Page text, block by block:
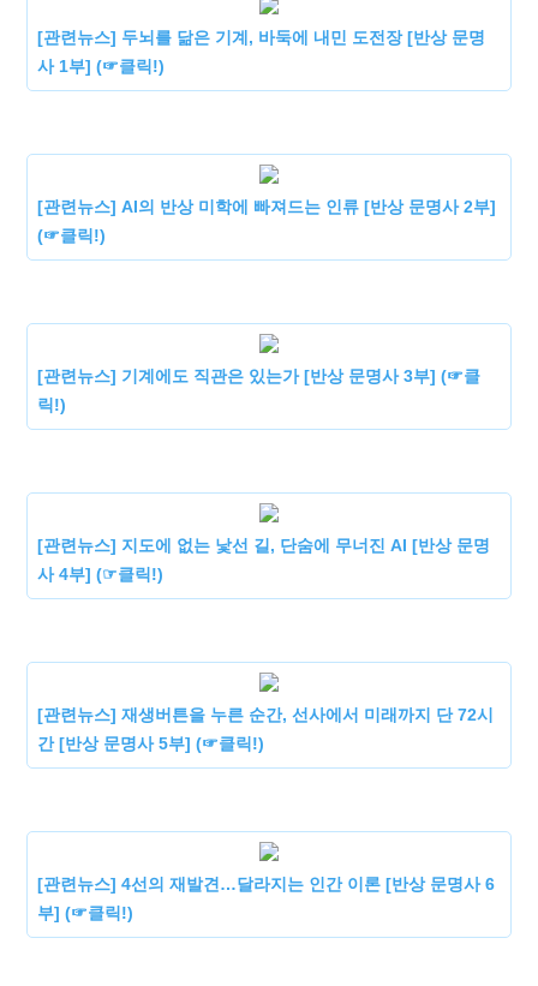
[관련뉴스] 두뇌를 닮은 기계, 바둑에 내민 도전장 [반상 문명
사 1부] (☞클릭!)
[관련뉴스] AI의 반상 미학에 빠져드는 인류 [반상 문명사 2부]
(☞클릭!)
[관련뉴스] 기계에도 직관은 있는가 [반상 문명사 3부] (☞클
릭!)
[관련뉴스] 지도에 없는 낯선 길, 단숨에 무너진 AI [반상 문명
사 4부] (☞클릭!)
[관련뉴스] 재생버튼을 누른 순간, 선사에서 미래까지 단 72시
간 [반상 문명사 5부] (☞클릭!)
[관련뉴스] 4선의 재발견…달라지는 인간 이론 [반상 문명사 6
부] (☞클릭!)